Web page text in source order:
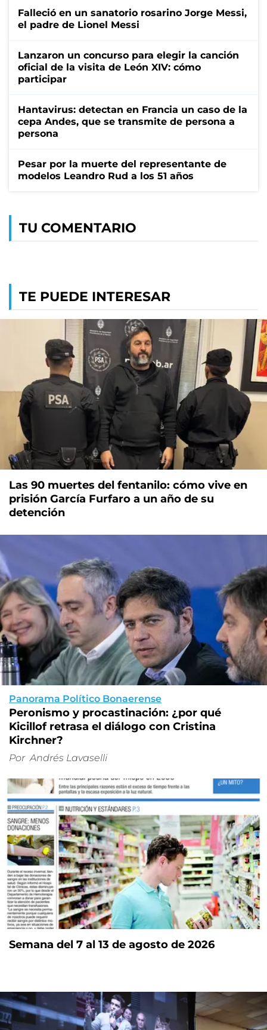
Falleció en un sanatorio rosarino Jorge Messi,
el padre de Lionel Messi
Lanzaron un concurso para elegir la canción
oficial de la visita de León XIV: cómo
participar
Hantavirus: detectan en Francia un caso de la
cepa Andes, que se transmite de persona a
persona
Pesar por la muerte del representante de
modelos Leandro Rud a los 51 años
TU COMENTARIO
TE PUEDE INTERESAR
Las 90 muertes del fentanilo: cómo vive en
prisión García Furfaro a un año de su
detención
Panorama Político Bonaerense
Peronismo y procastinación: ¿por qué
Kicillof retrasa el diálogo con Cristina
Kirchner?
Por Andrés Lavaselli
Semana del 7 al 13 de agosto de 2026